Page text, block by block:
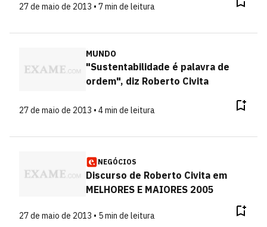
27 de maio de 2013 • 7 min de leitura
MUNDO
"Sustentabilidade é palavra de
ordem", diz Roberto Civita
27 de maio de 2013 • 4 min de leitura
NEGÓCIOS
Discurso de Roberto Civita em
MELHORES E MAIORES 2005
27 de maio de 2013 • 5 min de leitura